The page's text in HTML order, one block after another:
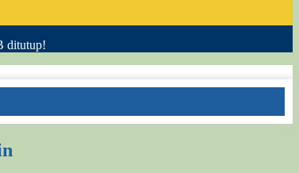
ditutup!